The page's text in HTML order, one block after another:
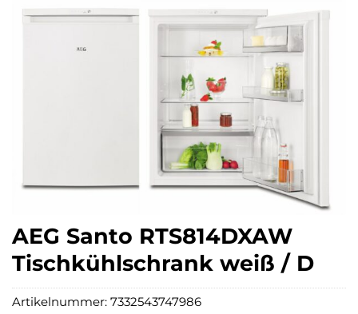
AEG Santo RTS814DXAW
Tischkühlschrank weiß / D
Artikelnummer: 7332543747986